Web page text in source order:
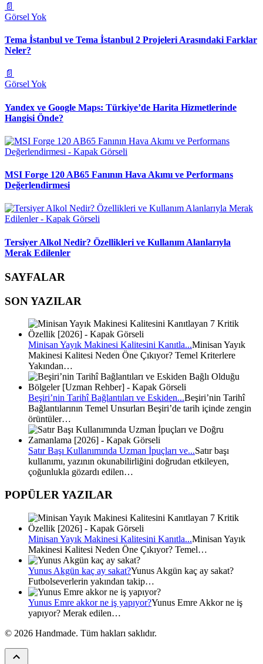
📄
Görsel Yok
Tema İstanbul ve Tema İstanbul 2 Projeleri Arasındaki Farklar
Neler?
📄
Görsel Yok
Yandex ve Google Maps: Türkiye’de Harita Hizmetlerinde
Hangisi Önde?
MSI Forge 120 AB65 Fanının Hava Akımı ve Performans
Değerlendirmesi
Tersiyer Alkol Nedir? Özellikleri ve Kullanım Alanlarıyla
Merak Edilenler
SAYFALAR
SON YAZILAR
Minisan Yayık Makinesi Kalitesini Kanıtla...Minisan Yayık
Makinesi Kalitesi Neden Öne Çıkıyor? Temel Kriterlere
Yakından…
Beşiri’nin Tarihî Bağlantıları ve Eskiden...Beşiri’nin Tarihî
Bağlantılarının Temel Unsurları Beşiri’de tarih içinde zengin
örüntüler…
Satır Başı Kullanımında Uzman İpuçları ve...Satır başı
kullanımı, yazının okunabilirliğini doğrudan etkileyen,
çoğunlukla gözardı edilen…
POPÜLER YAZILAR
Minisan Yayık Makinesi Kalitesini Kanıtla...Minisan Yayık
Makinesi Kalitesi Neden Öne Çıkıyor? Temel…
Yunus Akgün kaç ay sakat?Yunus Akgün kaç ay sakat?
Futbolseverlerin yakından takip…
Yunus Emre akkor ne iş yapıyor?Yunus Emre Akkor ne iş
yapıyor? Merak edilen…
© 2026 Handmade. Tüm hakları saklıdır.